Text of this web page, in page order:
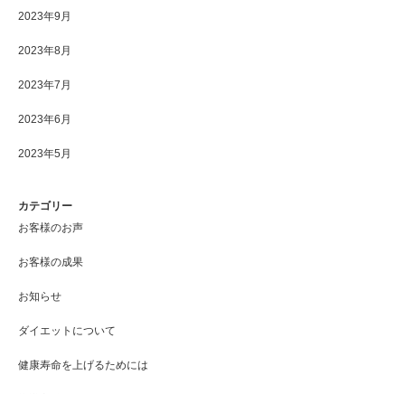
2023年9月
2023年8月
2023年7月
2023年6月
2023年5月
カテゴリー
お客様のお声
お客様の成果
お知らせ
ダイエットについて
健康寿命を上げるためには